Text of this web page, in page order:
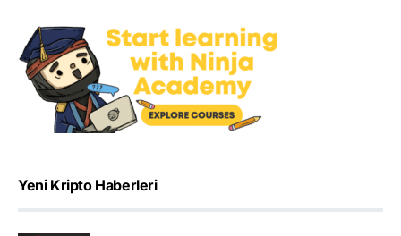
Yeni Kripto Haberleri